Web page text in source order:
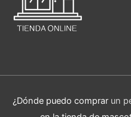
¿Dónde puedo comprar un